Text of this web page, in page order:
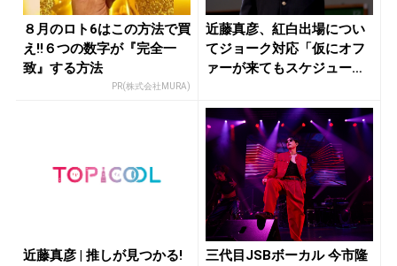
８月のロト6はこの方法で買
え!!６つの数字が『完全一
致』する方法
PR(株式会社MURA)
近藤真彦、紅白出場につい
てジョーク対応「仮にオフ
ァーが来てもスケジュール
近藤真彦 | 推しが見つかる!
三代目JSBボーカル 今市隆